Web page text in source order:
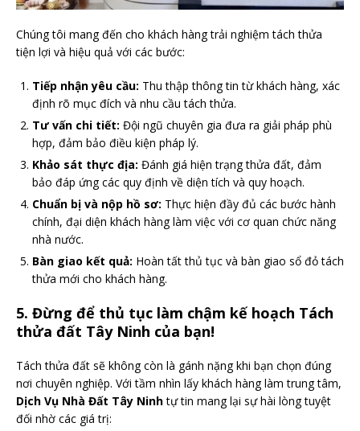
Chúng tôi mang đến cho khách hàng trải nghiệm tách thửa
tiện lợi và hiệu quả với các bước:
Tiếp nhận yêu cầu: Thu thập thông tin từ khách hàng, xác
định rõ mục đích và nhu cầu tách thửa.
Tư vấn chi tiết: Đội ngũ chuyên gia đưa ra giải pháp phù
hợp, đảm bảo điều kiện pháp lý.
Khảo sát thực địa: Đánh giá hiện trạng thửa đất, đảm
bảo đáp ứng các quy định về diện tích và quy hoạch.
Chuẩn bị và nộp hồ sơ: Thực hiện đầy đủ các bước hành
chính, đại diện khách hàng làm việc với cơ quan chức năng
nhà nước.
Bàn giao kết quả: Hoàn tất thủ tục và bàn giao sổ đỏ tách
thửa mới cho khách hàng.
5. Đừng để thủ tục làm chậm kế hoạch Tách
thửa đất Tây Ninh của bạn!
Tách thửa đất sẽ không còn là gánh nặng khi bạn chọn đúng
nơi chuyên nghiệp. Với tầm nhìn lấy khách hàng làm trung tâm,
Dịch Vụ Nhà Đất Tây Ninhtự tin mang lại sự hài lòng tuyệt
đối nhờ các giá trị: